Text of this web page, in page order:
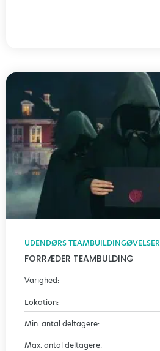
UDENDØRS TEAMBUILDINGØVELSER
FORRÆDER TEAMBULDING
Varighed:
Lokation:
Min. antal deltagere:
Max. antal deltagere: